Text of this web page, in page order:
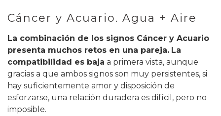
Cáncer y Acuario. Agua + Aire
La combinación de los signos Cáncer y Acuario
presenta muchos retos en una pareja. La
compatibilidad es baja a primera vista, aunque
gracias a que ambos signos son muy persistentes, si
hay suficientemente amor y disposición de
esforzarse, una relación duradera es difícil, pero no
imposible.